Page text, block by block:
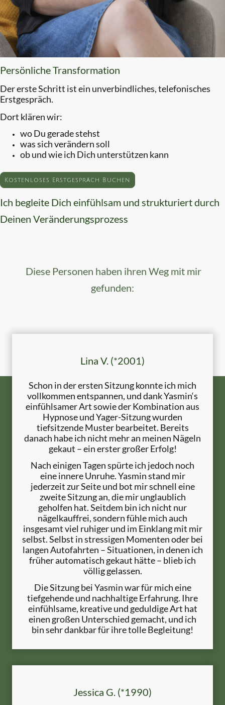
Persönliche Transformation
Der erste Schritt ist ein unverbindliches, telefonisches
Erstgespräch.
Dort klären wir:
wo Du gerade stehst
was sich verändern soll
ob und wie ich Dich unterstützen kann
Kostenloses Erstgespräch Buchen
Ich begleite Dich einfühlsam und strukturiert durch
Deinen Veränderungsprozess
Diese Personen haben ihren Weg mit mir
gefunden:
Lina V. (*2001)
Schon in der ersten Sitzung konnte ich mich
vollkommen entspannen, und dank Yasmin‘s
einfühlsamer Art sowie der Kombination aus
Hypnose und Yager-Sitzung wurden
tiefsitzende Muster bearbeitet. Bereits
danach habe ich nicht mehr an meinen Nägeln
gekaut – ein erster großer Erfolg!
Nach einigen Tagen spürte ich jedoch noch
eine innere Unruhe. Yasmin stand mir
jederzeit zur Seite und bot mir schnell eine
zweite Sitzung an, die mir unglaublich
geholfen hat. Seitdem bin ich nicht nur
nägelkauffrei, sondern fühle mich auch
insgesamt viel ruhiger und im Einklang mit mir
selbst. Selbst in stressigen Momenten oder bei
langen Autofahrten – Situationen, in denen ich
früher automatisch gekaut hätte – blieb ich
völlig gelassen.
Die Sitzung bei Yasmin war für mich eine
tiefgehende und nachhaltige Erfahrung. Ihre
einfühlsame, kreative und geduldige Art hat
einen großen Unterschied gemacht, und ich
bin sehr dankbar für ihre tolle Begleitung!
Jessica G. (*1990)